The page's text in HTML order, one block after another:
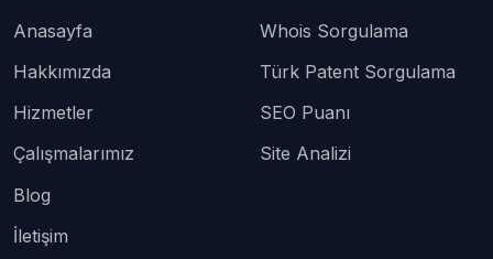
Anasayfa
Hakkımızda
Hizmetler
Çalışmalarımız
Blog
İletişim
Whois Sorgulama
Türk Patent Sorgulama
SEO Puanı
Site Analizi